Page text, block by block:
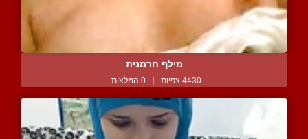
מילף חרמנית
4430 צפיות | 0 המלצות